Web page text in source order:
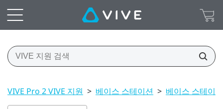
VIVE Pro 2 VIVE 지원 > 베이스 스테이션 > 베이스 스테이